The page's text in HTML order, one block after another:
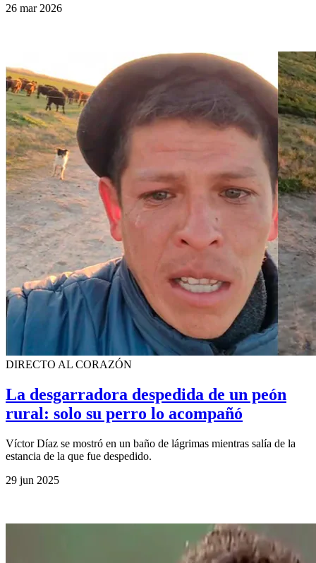
26 mar 2026
DIRECTO AL CORAZÓN
La desgarradora despedida de un peón
rural: solo su perro lo acompañó
Víctor Díaz se mostró en un baño de lágrimas mientras salía de la
estancia de la que fue despedido.
29 jun 2025